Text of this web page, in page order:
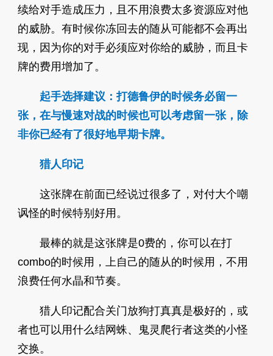
续给对手造成压力，且不用浪费太多资源应对他
的威胁。有时候你冻回去的随从可能都不会再出
现，因为你的对手必须应对你给的威胁，而且卡
牌的费用增加了。
起手选择建议：打德鲁伊的时候务必留一
张，在与慢速对战的时候也可以考虑留一张，除
非你已经有了很好地早期卡牌。
猎人印记
这张牌在前面已经说过很多了，对付大个嘲
讽怪的时候特别好用。
最棒的就是这张牌是0费的，你可以在打
combo的时候用，上自己的随从的时候用，不用
浪费任何水晶和节奏。
猎人印记配合关门放狗打真真是极好的，或
者也可以用什么结网蛛、鬼灵爬行者这类的小怪
交换。